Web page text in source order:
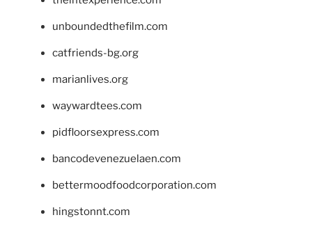
unboundedthefilm.com
catfriends-bg.org
marianlives.org
waywardtees.com
pidfloorsexpress.com
bancodevenezuelaen.com
bettermoodfoodcorporation.com
hingstonnt.com